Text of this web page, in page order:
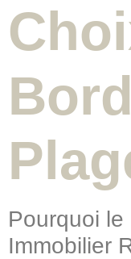
Pourquoi
Immobilier